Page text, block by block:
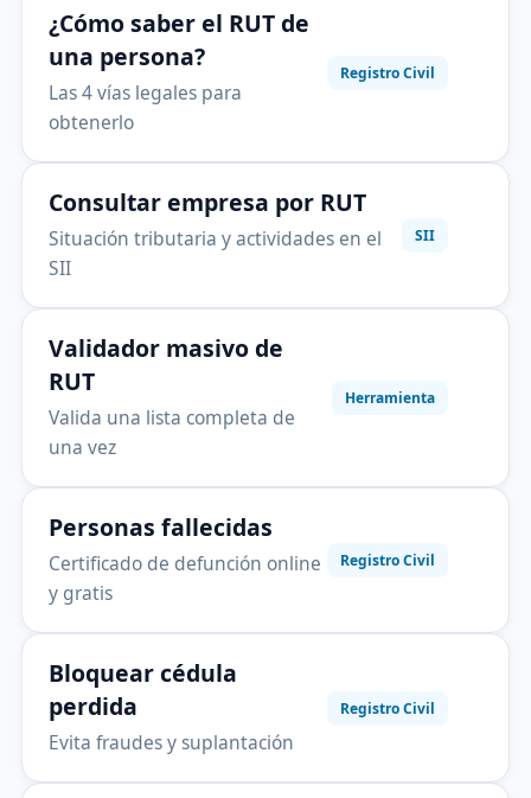
¿Cómo saber el RUT de
una persona?
Las 4 vías legales para
obtenerlo
Registro Civil
Consultar empresa por RUT
Situación tributaria y actividades en el
SII
SII
Validador masivo de
RUT
Valida una lista completa de
una vez
Herramienta
Personas fallecidas
Certificado de defunción online
y gratis
Registro Civil
Bloquear cédula
perdida
Evita fraudes y suplantación
Registro Civil